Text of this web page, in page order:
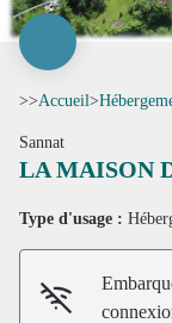
>>Accueil>
Sannat
LA MAISON
Type d'usage :